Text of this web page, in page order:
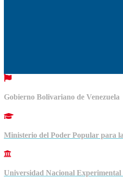
Gobierno Bolivariano de Venezuela
Ministerio del Poder Popular para
Universidad Nacional